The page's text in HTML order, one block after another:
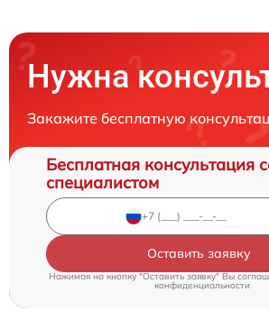
Нужна
Закажите бесплатную
Бесплатная консультация
специалистом
Оставить заявку
Нажимая на кнопку "Оставить заявку" Вы
конфиденциальности